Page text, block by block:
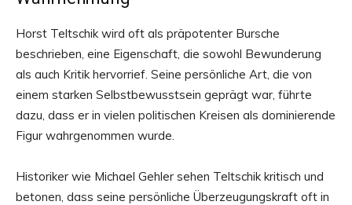
Horst Teltschik wird oft als präpotenter Bursche
beschrieben, eine Eigenschaft, die sowohl Bewunderung
als auch Kritik hervorrief. Seine persönliche Art, die von
einem starken Selbstbewusstsein geprägt war, führte
dazu, dass er in vielen politischen Kreisen als dominierende
Figur wahrgenommen wurde.
Historiker wie Michael Gehler sehen Teltschik kritisch und
betonen, dass seine persönliche Überzeugungskraft oft in